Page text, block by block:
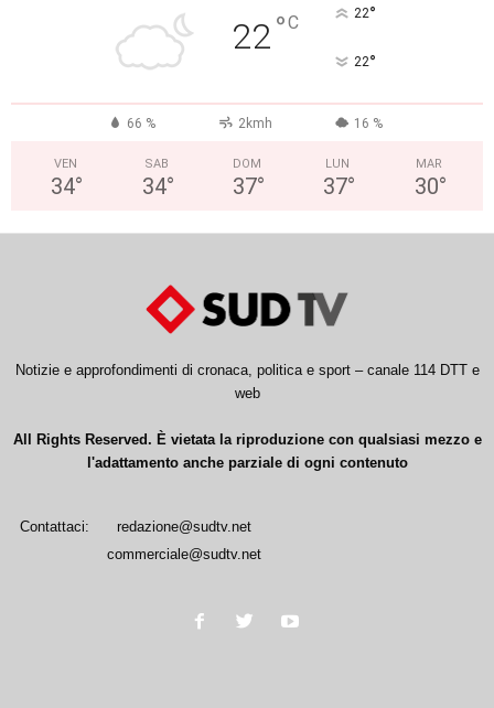
22°C 22°
22°
66 % 2kmh 16 %
VEN
34°
SAB
34°
DOM
37°
LUN
37°
MAR
30°
Notizie e approfondimenti di cronaca, politica e sport – canale 114 DTT e
web
All Rights Reserved. È vietata la riproduzione con qualsiasi mezzo e
l'adattamento anche parziale di ogni contenuto
Contattaci:
redazione@sudtv.net
commerciale@sudtv.net